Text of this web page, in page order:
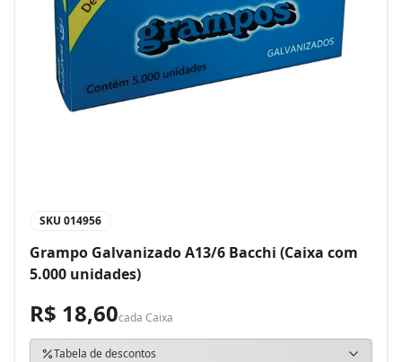
SKU 014956
Grampo Galvanizado A13/6 Bacchi (Caixa com
5.000 unidades)
R$ 18,60cada Caixa
Tabela de descontos